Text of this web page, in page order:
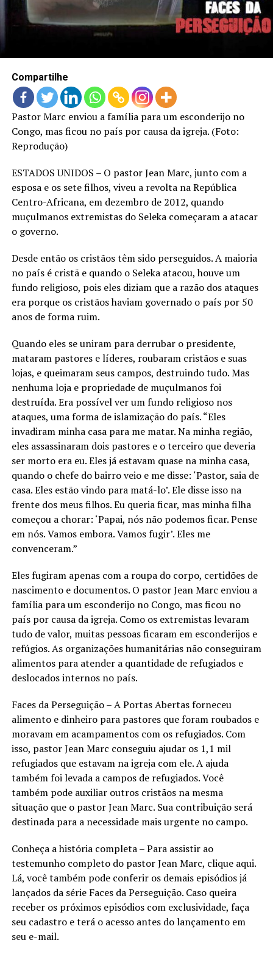
LANÇAMENTOS
Compartilhe
Pastor Marc enviou a família para um esconderijo no
Congo, mas ficou no país por causa da igreja. (Foto:
Reprodução)
ESTADOS UNIDOS – O pastor Jean Marc, junto com a
esposa e os sete filhos, viveu a revolta na República
Centro-Africana, em dezembro de 2012, quando
muçulmanos extremistas do Seleka começaram a atacar
o governo.
Desde então os cristãos têm sido perseguidos. A maioria
no país é cristã e quando o Seleka atacou, houve um
fundo religioso, pois eles diziam que a razão dos ataques
era porque os cristãos haviam governado o país por 50
anos de forma ruim.
Quando eles se uniram para derrubar o presidente,
mataram pastores e líderes, roubaram cristãos e suas
lojas, e queimaram seus campos, destruindo tudo. Mas
nenhuma loja e propriedade de muçulmanos foi
destruída. Era possível ver um fundo religioso nos
ataques, uma forma de islamização do país. “Eles
invadiram minha casa para me matar. Na minha região,
eles assassinaram dois pastores e o terceiro que deveria
ser morto era eu. Eles já estavam quase na minha casa,
quando o chefe do bairro veio e me disse: ‘Pastor, saia de
casa. Eles estão vindo para matá-lo’. Ele disse isso na
frente dos meus filhos. Eu queria ficar, mas minha filha
começou a chorar: ‘Papai, nós não podemos ficar. Pense
em nós. Vamos embora. Vamos fugir’. Eles me
convenceram.”
Eles fugiram apenas com a roupa do corpo, certidões de
nascimento e documentos. O pastor Jean Marc enviou a
família para um esconderijo no Congo, mas ficou no
país por causa da igreja. Como os extremistas levaram
tudo de valor, muitas pessoas ficaram em esconderijos e
refúgios. As organizações humanitárias não conseguiram
alimentos para atender a quantidade de refugiados e
deslocados internos no país.
Faces da Perseguição – A Portas Abertas forneceu
alimento e dinheiro para pastores que foram roubados e
moravam em acampamentos com os refugiados. Com
isso, pastor Jean Marc conseguiu ajudar os 1,1 mil
refugiados que estavam na igreja com ele. A ajuda
também foi levada a campos de refugiados. Você
também pode auxiliar outros cristãos na mesma
situação que o pastor Jean Marc. Sua contribuição será
destinada para a necessidade mais urgente no campo.
Conheça a história completa – Para assistir ao
testemunho completo do pastor Jean Marc, clique aqui.
Lá, você também pode conferir os demais episódios já
lançados da série Faces da Perseguição. Caso queira
receber os próximos episódios com exclusividade, faça
seu cadastro e terá o acesso antes do lançamento em
seu e-mail.